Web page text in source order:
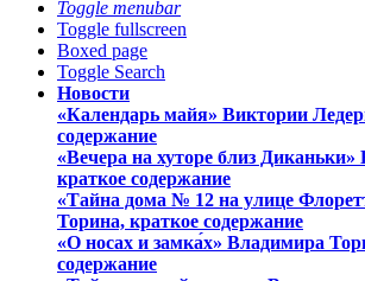
Toggle menubar
Toggle fullscreen
Boxed page
Toggle Search
Новости
«Календарь майя» Виктории
содержание
«Вечера на хуторе близ
краткое содержание
«Тайна дома № 12 на улице
Торина, краткое содержание
«О носах и замка́х» Владимира
содержание